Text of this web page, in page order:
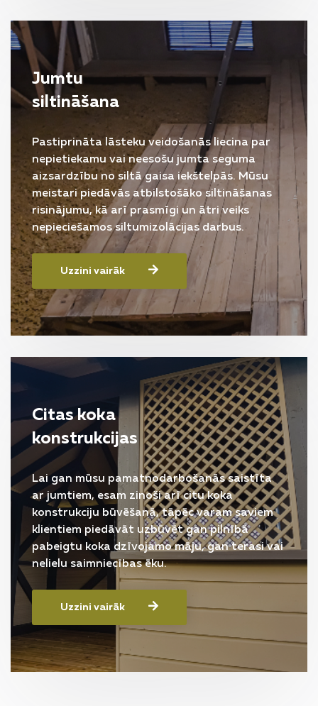
Jumtu
siltināšana
Pastiprināta lāsteku veidošanās liecina par
nepietiekamu vai neesošu jumta seguma
aizsardzību no siltā gaisa iekštelpās. Mūsu
meistari piedāvās atbilstošāko siltināšanas
risinājumu, kā arī prasmīgi un ātri veiks
nepieciešamos siltumizolācijas darbus.
Uzzini vairāk
Citas koka
konstrukcijas
Lai gan mūsu pamatnodarbošanās saistīta
ar jumtiem, esam zinoši arī citu koka
konstrukciju būvēšanā, tāpēc varam saviem
klientiem piedāvāt uzbūvēt gan pilnībā
pabeigtu koka dzīvojamo māju, gan terasi vai
nelielu saimniecības ēku.
Uzzini vairāk